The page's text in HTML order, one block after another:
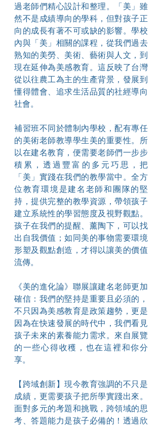
過老師們精心設計和整理。「美」雖
然不是成績導向的學科，但對孩子正
向的成長有著不可或缺的影響。學校
內與「美」相關的課程，從我們過去
熟知的美勞、美術、藝術與人文，到
現在延伸為美感教育。這反映了台灣
從以往農工為主的生產背景，發展到
懂得體會、追求生活品質的社經導向
社會。
補習班不同於體制內學校，配有專任
的美術老師教導學生美的重要性。所
以在建名教育，便需要老師們一步步
積累，透過豐富的多元巧思，把
「美」實踐在我們的教學當中。全方
位教育環境是建名老師和團隊的堅
持，提供完整的教學資源，帶領孩子
建立系統性的學習態度及視野觀點。
孩子在我們的提醒、薰陶下，可以找
出自我價值；如同美的事物需要環境
形塑及觀點創造，才得以讓美的價值
流傳。
《美的進化論》聯展讓建名老師更加
確信：我們的堅持是重要且必須的，
不只因為美感教育是政策趨勢，更是
因為在快速發展的時代中，我們看見
孩子未來的素養能力需求。來自展覽
的一些心得收穫，也在這裡和你分
享。
【跨域創新】現今教育強調的不只是
成績，更需要孩子把所學實踐出來。
面對多元的考題和挑戰，跨領域的思
考、答題能力是孩子必備的！透過欣